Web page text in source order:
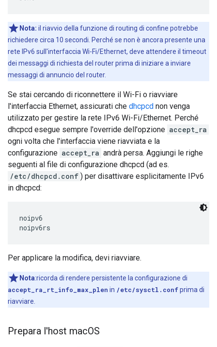
Nota: il riavvio della funzione di routing di confine potrebbe
richiedere circa 10 secondi. Perché se non è ancora presente una
rete IPv6 sull'interfaccia Wi-Fi/Ethernet, deve attendere il timeout
dei messaggi di richiesta del router prima di iniziare a inviare
messaggi di annuncio del router.
Se stai cercando di riconnettere il Wi-Fi o riavviare
l'interfaccia Ethernet, assicurati che dhcpcd non venga
utilizzato per gestire la rete IPv6 Wi-Fi/Ethernet. Perché
dhcpcd esegue sempre l'override dell'opzione accept_ra
ogni volta che l'interfaccia viene riavviata e la
configurazione accept_ra andrà persa. Aggiungi le righe
seguenti al file di configurazione dhcpcd (ad es.
/etc/dhcpcd.conf ) per disattivare esplicitamente IPv6
in dhcpcd:
noipv6
Per applicare la modifica, devi riavviare.
Nota:ricorda di rendere persistente la configurazione di
accept_ra_rt_info_max_plen in /etc/sysctl.confprima di
riavviare.
Prepara l'host macOS